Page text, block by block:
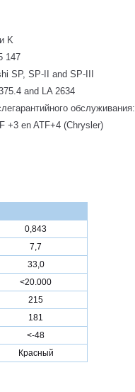
K
147
SP, SP-II and SP-III
and LA 2634
обслуживания:
+3 en ATF+4 (Chrysler)
0,843
7,7
33,0
<20.000
215
181
<-48
Красный